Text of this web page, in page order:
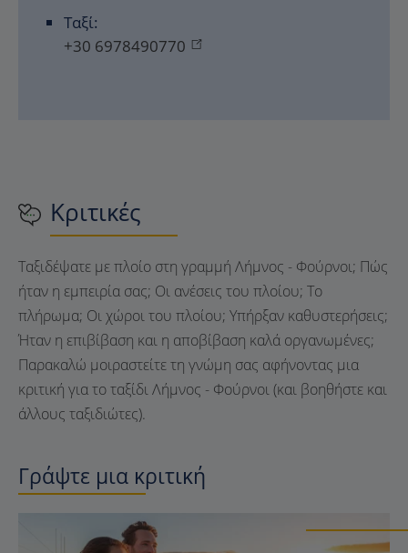
Ταξί:
+30 6978490770
Κριτικές
Ταξιδέψατε με πλοίο στη γραμμή Λήμνος - Φούρνοι; Πώς
ήταν η εμπειρία σας; Οι ανέσεις του πλοίου; Το
πλήρωμα; Οι χώροι του πλοίου; Υπήρξαν καθυστερήσεις;
Ήταν η επιβίβαση και η αποβίβαση καλά οργανωμένες;
Παρακαλώ μοιραστείτε τη γνώμη σας αφήνοντας μια
κριτική για το ταξίδι Λήμνος - Φούρνοι (και βοηθήστε και
άλλους ταξιδιώτες).
Γράψτε μια κριτική